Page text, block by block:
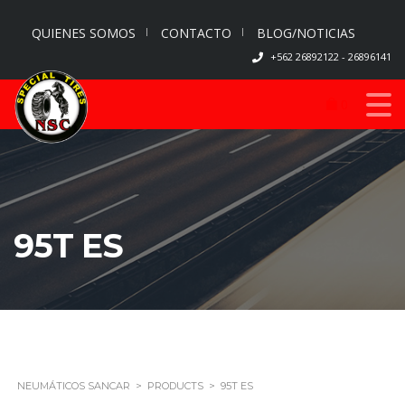
QUIENES SOMOS CONTACTO BLOG/NOTICIAS
+562 26892122 - 26896141
95T ES
NEUMÁTICOS SANCAR > PRODUCTS > 95T ES